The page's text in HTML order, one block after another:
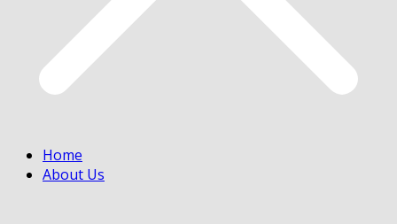
Home
About Us